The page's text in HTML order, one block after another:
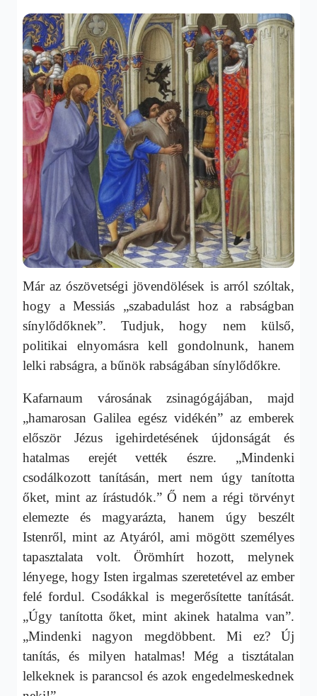
Már az ószövetségi jövendölések is arról szóltak,
hogy a Messiás „szabadulást hoz a rabságban
sínylődőknek”. Tudjuk, hogy nem külső,
politikai elnyomásra kell gondolnunk, hanem
lelki rabságra, a bűnök rabságában sínylődőkre.
Kafarnaum városának zsinagógájában, majd
„hamarosan Galilea egész vidékén” az emberek
először Jézus igehirdetésének újdonságát és
hatalmas erejét vették észre. „Mindenki
csodálkozott tanításán, mert nem úgy tanította
őket, mint az írástudók.” Ő nem a régi törvényt
elemezte és magyarázta, hanem úgy beszélt
Istenről, mint az Atyáról, ami mögött személyes
tapasztalata volt. Örömhírt hozott, melynek
lényege, hogy Isten irgalmas szeretetével az ember
felé fordul. Csodákkal is megerősítette tanítását.
„Úgy tanította őket, mint akinek hatalma van”.
„Mindenki nagyon megdöbbent. Mi ez? Új
tanítás, és milyen hatalmas! Még a tisztátalan
lelkeknek is parancsol és azok engedelmeskednek